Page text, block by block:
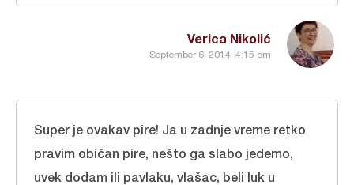
Verica Nikolić
September 6, 2014, 4:15 pm
Super je ovakav pire! Ja u zadnje vreme retko
pravim običan pire, nešto ga slabo jedemo,
uvek dodam ili pavlaku, vlašac, beli luk u